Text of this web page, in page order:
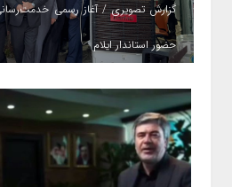
گزارش تصویری / آغاز رسمی
حضور استاندار ایلام